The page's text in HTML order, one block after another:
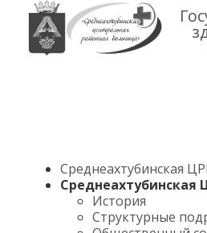
Среднеахтубинская
Среднеахтубинская
История
Структурные